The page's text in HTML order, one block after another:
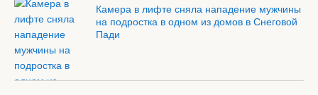
Камера в лифте сняла нападение мужчины
на подростка в одном из домов в Снеговой
Пади